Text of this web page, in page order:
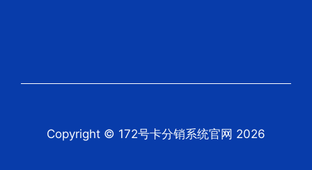
Copyright © 172号卡分销系统官网 2026